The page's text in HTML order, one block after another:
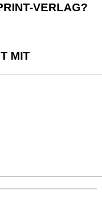
VERLAG?
MIT